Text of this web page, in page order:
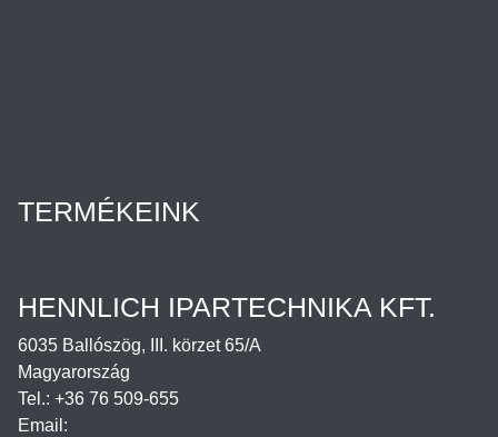
TERMÉKEINK
HENNLICH IPARTECHNIKA KFT.
6035 Ballószög, III. körzet 65/A
Magyarország
Tel.: +36 76 509-655
Email: